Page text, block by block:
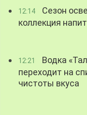
12:14
Сезон
коллекция
12:21
Водка
переходит на
чистоты вкуса